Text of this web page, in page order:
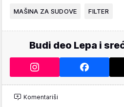
MAŠINA ZA SUDOVE FILTER
Budi deo Lepa i
Komentariši